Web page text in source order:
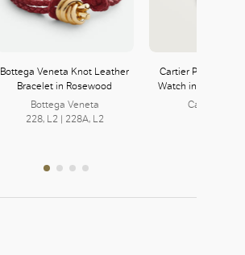
Bottega Veneta Knot Leather
Bracelet in Rosewood
Bottega Veneta
228, L2 | 228A, L2
Cartier Panthère
Watch in Small,
Cartier 卡地